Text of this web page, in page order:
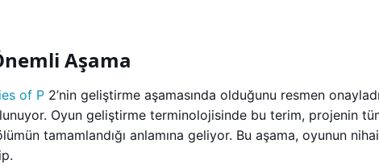
Aşama
of P 2’nin geliştirme aşamasında olduğunu resmen
Oyun geliştirme terminolojisinde bu terim, projenin
tamamlandığı anlamına geliyor. Bu aşama, oyunun